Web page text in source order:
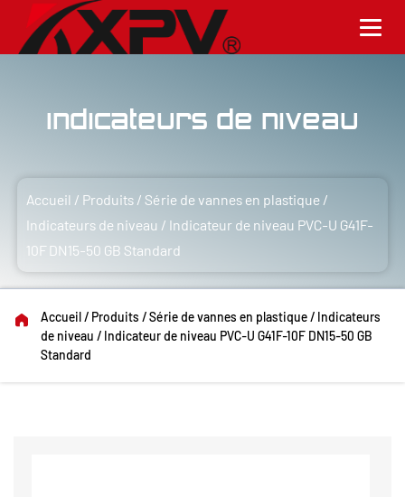
Indicateurs de niveau
Accueil / Produits /Série de vannes en plastique /
Indicateurs de niveau / Indicateur de niveau PVC-U G41F-
10F DN15-50 GB Standard
Accueil/ Produits /Série de vannes en plastique/ Indicateurs
de niveau / Indicateur de niveau PVC-U G41F-10F DN15-50 GB
Standard